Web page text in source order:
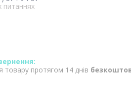
питаннях
товару протягом 14 днів